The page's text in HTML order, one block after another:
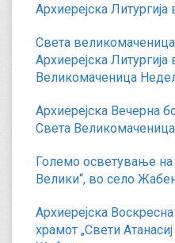
Архиерејска
Света
Архиерејска
Великомаченица
Архиерејска Вечерна
Света
Големо осветување на
Велики“, во село
Архиерејска
храмот „Свети